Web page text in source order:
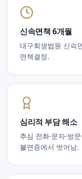
신속면책 6개월
대구회생법원 신속
면책결정.
심리적 부담 해소
추심 전화·문자·방
불면증에서 벗어남.